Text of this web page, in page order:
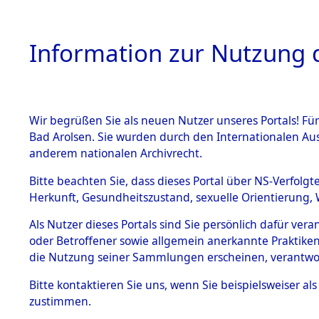
HOME
BESTÄNDE
Inhaftierungsdoku
mente
1.2.9 Beim ITS
verwahrte
1.2.9.1
Effekten aus
0003
Information zur Nutzung
Wir begrüßen Sie als neuen Nutzer unseres Portals!
Bad Arolsen. Sie wurden durch den Internationalen
anderem nationalen Archivrecht.
Bitte beachten Sie, dass dieses Portal über NS-
Herkunft, Gesundheitszustand, sexuelle
Als Nutzer dieses Portals sind Sie persönlich dafür
oder Betroffener sowie allgemein anerkannte
die Nutzung seiner Sammlungen erscheinen,
Bitte kontaktieren Sie uns, wenn Sie beispielsweiser
zustimmen.